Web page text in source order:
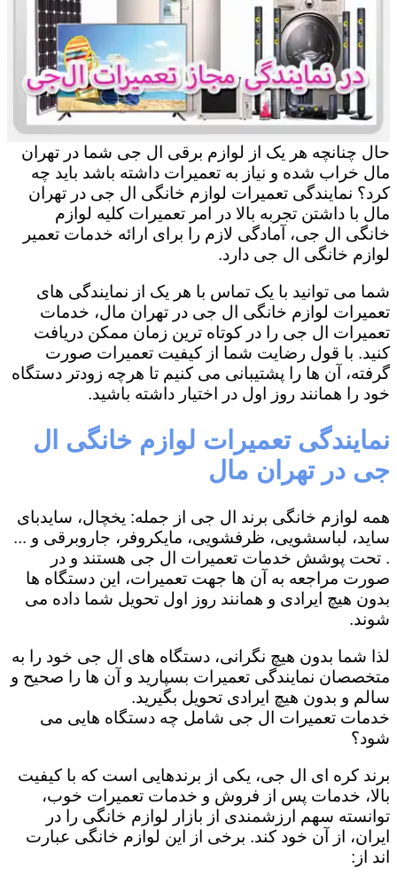
حال چنانچه هر یک از لوازم برقی ال جی شما در تهران
مال خراب شده و نیاز به تعمیرات داشته باشد باید چه
کرد؟ نمایندگی تعمیرات لوازم خانگی ال جی در تهران
مال با داشتن تجربه بالا در امر تعمیرات کلیه لوازم
خانگی ال جی، آمادگی لازم را برای ارائه خدمات تعمیر
لوازم خانگی ال جی دارد.
شما می توانید با یک تماس با هر یک از نمایندگی های
تعمیرات لوازم خانگی ال جی در تهران مال، خدمات
تعمیرات ال جی را در کوتاه ترین زمان ممکن دریافت
کنید. با قول رضایت شما از کیفیت تعمیرات صورت
گرفته، آن ها را پشتیبانی می کنیم تا هرچه زودتر دستگاه
خود را همانند روز اول در اختیار داشته باشید.
نمایندگی تعمیرات لوازم خانگی ال
جی در تهران مال
همه لوازم خانگی برند ال جی از جمله: یخچال، سایدبای
ساید، لباسشویی، ظرفشویی، مایکروفر، جاروبرقی و ...
. تحت پوشش خدمات تعمیرات ال جی هستند و در
صورت مراجعه به آن ها جهت تعمیرات، این دستگاه ها
بدون هیچ ایرادی و همانند روز اول تحویل شما داده می
شوند.
لذا شما بدون هیچ نگرانی، دستگاه های ال جی خود را به
متخصصان نمایندگی تعمیرات بسپارید و آن ها را صحیح و
سالم و بدون هیچ ایرادی تحویل بگیرید.
خدمات تعمیرات ال جی شامل چه دستگاه هایی می
شود؟
برند کره ای ال جی، یکی از برندهایی است که با کیفیت
بالا، خدمات پس از فروش و خدمات تعمیرات خوب،
توانسته سهم ارزشمندی از بازار لوازم خانگی را در
ایران، از آن خود کند. برخی از این لوازم خانگی عبارت
اند از: